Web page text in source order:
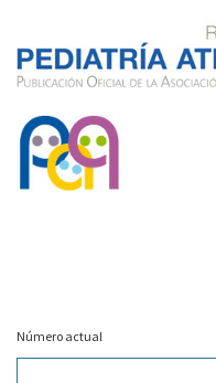
Número actual